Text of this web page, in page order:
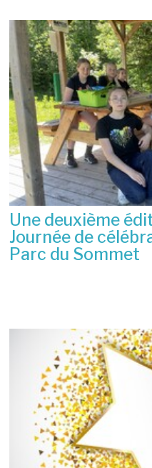
Une deuxième
Journée de
Parc du Sommet